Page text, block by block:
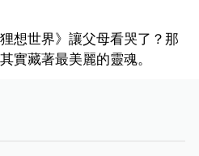
想世界》讓父母看哭了？那
實藏著最美麗的靈魂。